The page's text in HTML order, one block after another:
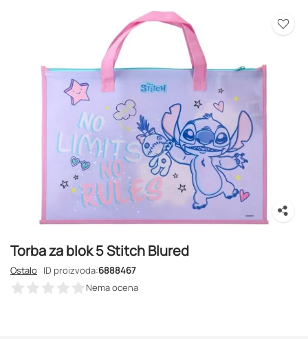
Torba za blok 5 Stitch Blured
Ostalo ID proizvoda:6888467
Nema ocena